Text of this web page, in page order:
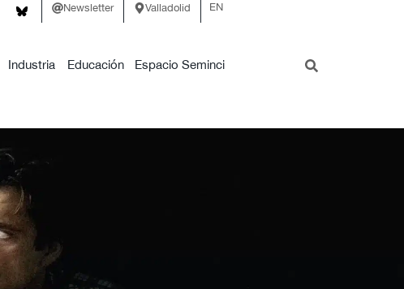
Newsletter Valladolid EN
Industria Educación Espacio Seminci